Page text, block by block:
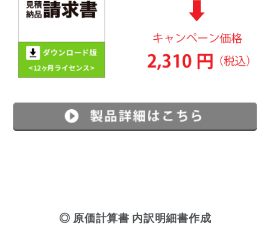
◎ 原価計算書 内訳明細書作成